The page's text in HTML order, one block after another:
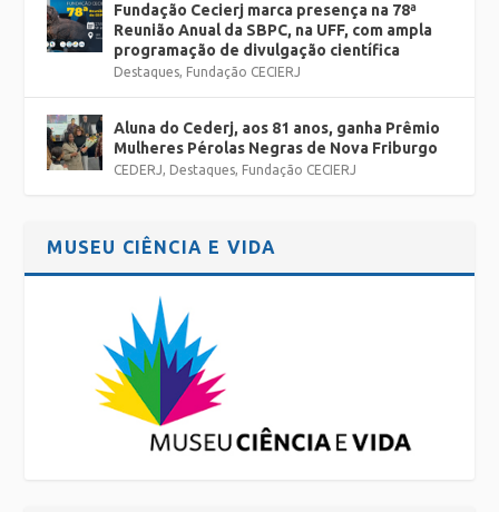
Fundação Cecierj marca presença na 78ª
Reunião Anual da SBPC, na UFF, com ampla
programação de divulgação científica
Destaques, Fundação CECIERJ
Aluna do Cederj, aos 81 anos, ganha Prêmio
Mulheres Pérolas Negras de Nova Friburgo
CEDERJ, Destaques, Fundação CECIERJ
MUSEU CIÊNCIA E VIDA